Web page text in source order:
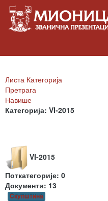
Листа Категорија
Претрага
Навише
Категорија: VI-2015
VI-2015
Поткатегорије: 0
Документи: 13
Скупштина